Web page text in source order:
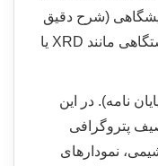
آزمایشگاهی (شرح دقیق
تهیه مقاطع نازک و پروتکل‌های دستگاهی مانند XRD یا
نامه). در این
پتروگرافی
نمودارهای